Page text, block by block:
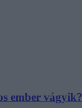
ember vágyik?